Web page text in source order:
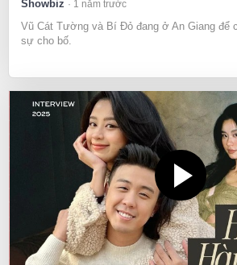
Showbiz 1 năm trước
Vũ Cát Tường và Bí Đỏ đang ở An Giang để
sự cho bố.